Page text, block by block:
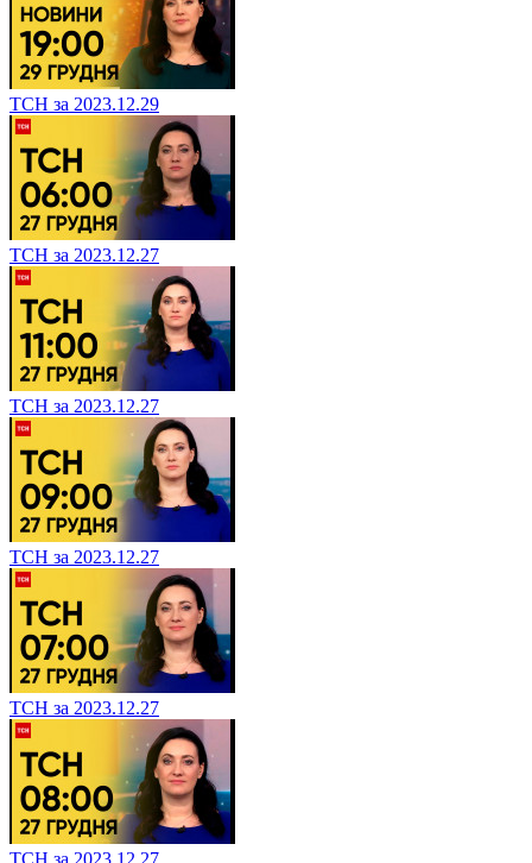
ТСН за 2023.12.29
ТСН за 2023.12.27
ТСН за 2023.12.27
ТСН за 2023.12.27
ТСН за 2023.12.27
ТСН за 2023.12.27